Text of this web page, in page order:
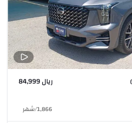
ريال 84,999
1,866
/شهر